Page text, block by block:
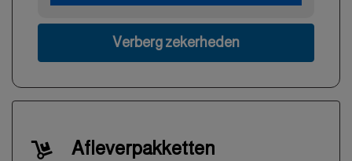
Verberg zekerheden
Afleverpakketten